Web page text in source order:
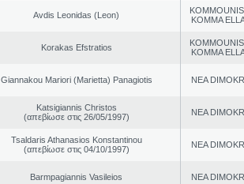
Avdis Leonidas (Leon)
KOMMA
Korakas Efstratios
KOMMA
Giannakou Mariori (Marietta) Panagiotis NEA
Katsigiannis Christos
(απεβίωσε στις 26/05/1997)
NEA
Tsaldaris Athanasios Konstantinou
(απεβίωσε στις 04/10/1997)
NEA
Barmpagiannis Vasileios NEA